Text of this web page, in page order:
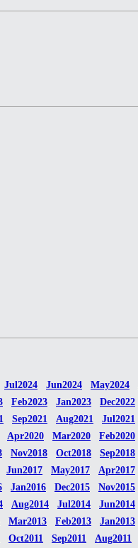
Jul2024 Jun2024 May2024
Feb2023 Jan2023 Dec2022
Sep2021 Aug2021 Jul2021
Apr2020 Mar2020 Feb2020
Nov2018 Oct2018 Sep2018
Jun2017 May2017 Apr2017
Jan2016 Dec2015 Nov2015
Aug2014 Jul2014 Jun2014
Mar2013 Feb2013 Jan2013
Oct2011 Sep2011 Aug2011